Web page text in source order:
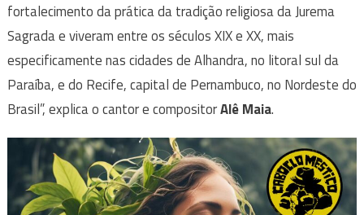
fortalecimento da prática da tradição religiosa da Jurema
Sagrada e viveram entre os séculos XIX e XX, mais
especificamente nas cidades de Alhandra, no litoral sul da
Paraíba, e do Recife, capital de Pernambuco, no Nordeste do
Brasil”, explica o cantor e compositorAlê Maia.